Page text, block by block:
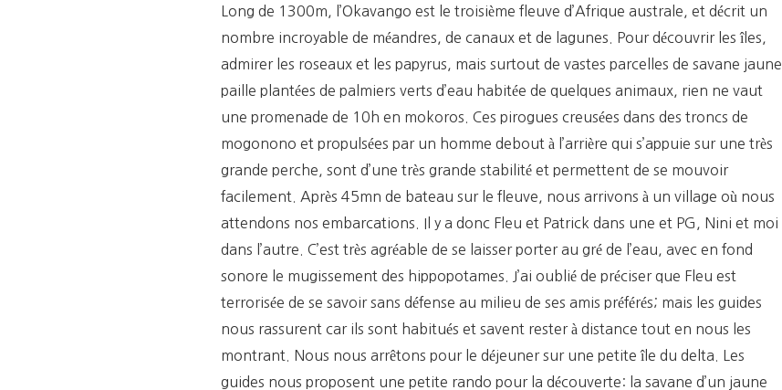
Long de 1300m, l’Okavango est le troisième fleuve d’Afrique australe, et décrit un
nombre incroyable de méandres, de canaux et de lagunes. Pour découvrir les îles,
admirer les roseaux et les papyrus, mais surtout de vastes parcelles de savane jaune
paille plantées de palmiers verts d’eau habitée de quelques animaux, rien ne vaut
une promenade de 10h en mokoros. Ces pirogues creusées dans des troncs de
mogonono et propulsées par un homme debout à l’arrière qui s’appuie sur une très
grande perche, sont d’une très grande stabilité et permettent de se mouvoir
facilement. Après 45mn de bateau sur le fleuve, nous arrivons à un village où nous
attendons nos embarcations. Il y a donc Fleu et Patrick dans une et PG, Nini et moi
dans l’autre. C’est très agréable de se laisser porter au gré de l’eau, avec en fond
sonore le mugissement des hippopotames. J’ai oublié de préciser que Fleu est
terrorisée de se savoir sans défense au milieu de ses amis préférés; mais les guides
nous rassurent car ils sont habitués et savent rester à distance tout en nous les
montrant. Nous nous arrêtons pour le déjeuner sur une petite île du delta. Les
guides nous proposent une petite rando pour la découverte: la savane d’un jaune